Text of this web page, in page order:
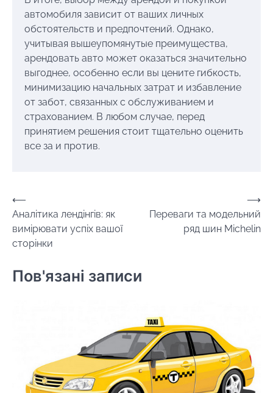
автомобиля зависит от ваших личных
обстоятельств и предпочтений. Однако,
учитывая вышеупомянутые преимущества,
арендовать авто может оказаться значительно
выгоднее, особенно если вы цените гибкость,
минимизацию начальных затрат и избавление
от забот, связанных с обслуживанием и
страхованием. В любом случае, перед
принятием решения стоит тщательно оценить
все за и против.
Навігація
записів
⟵
Аналітика лендінгів: як
вимірювати успіх вашої
сторінки
Переваги та модельний
ряд шин Michelin
⟶
Пов'язані записи